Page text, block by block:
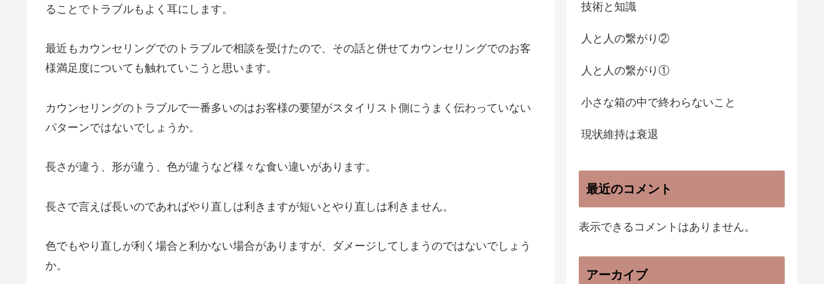
ることでトラブルもよく耳にします。
最近もカウンセリングでのトラブルで相談を受けたので、その話と併せてカウンセリングでのお客
様満足度についても触れていこうと思います。
カウンセリングのトラブルで一番多いのはお客様の要望がスタイリスト側にうまく伝わっていない
パターンではないでしょうか。
長さが違う、形が違う、色が違うなど様々な食い違いがあります。
長さで言えば長いのであればやり直しは利きますが短いとやり直しは利きません。
色でもやり直しが利く場合と利かない場合がありますが、ダメージしてしまうのではないでしょう
か。
技術と知識
人と人の繋がり②
人と人の繋がり①
小さな箱の中で終わらないこと
現状維持は衰退
最近のコメント
表示できるコメントはありません。
アーカイブ